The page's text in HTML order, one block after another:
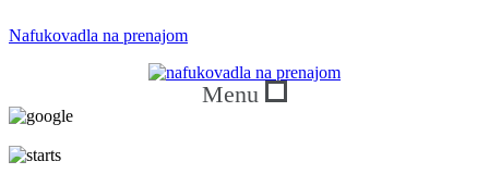
Nafukovadla na prenajom
Menu